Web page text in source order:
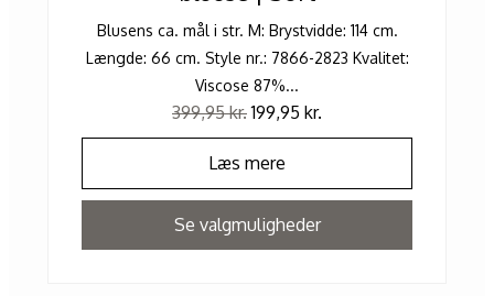
Blusens ca. mål i str. M: Brystvidde: 114 cm.
Længde: 66 cm. Style nr.: 7866-2823 Kvalitet:
Viscose 87%...
399,95kr. 199,95 kr.
Læs mere
Se valgmuligheder